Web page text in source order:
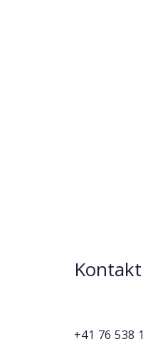
Kontakt
+41 76 538